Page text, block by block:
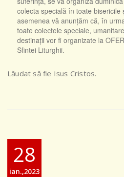
colecta specială în toate bisericile
asemenea vă anunțăm că, în
toate colectele speciale,
destinații vor fi organizate la
Sfintei Liturghii.
Lăudat să fie Isus Cristos.
28
ian.,2023